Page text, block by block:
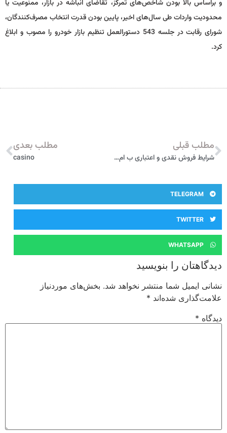
و براساس بالا بودن شاخص‌های تمرکز،‌ تقاضای انباشه در بازار، ممنوعیت یا
محدودیت واردات طی سال‌های اخیر، پایین بودن قدرت انتخاب مصرف‌کنندگان،
شورای رقابت در جلسه 543 دستورالعمل تنظیم بازار خودرو را مصوب و ابلاغ
کرد.
مطلب قبلی
شرایط فروش نقدی و اعتباری ب ام و X3 از سوی پرشیا خودرو اعلام شد + جدول ویژه تیرماه 1401
مطلب بعدی
casino
TELEGRAM
TWITTER
WHATSAPP
دیدگاهتان را بنویسید
نشانی ایمیل شما منتشر نخواهد شد. بخش‌های موردنیاز
علامت‌گذاری شده‌اند*
دیدگاه*